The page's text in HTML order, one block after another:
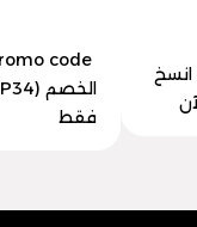
triumph voucher code | انسخ
فقط